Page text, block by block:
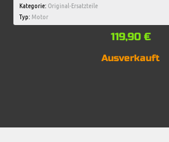
Kategorie:Original-Ersatzteile
Typ: Motor
119,90 €
Ausverkauft